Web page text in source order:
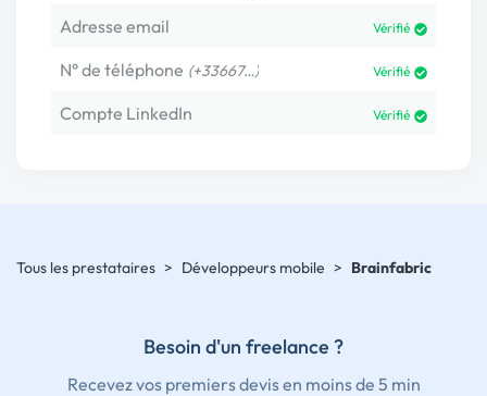
Adresse email Vérifié
N° de téléphone (+33667…) Vérifié
Compte LinkedIn Vérifié
Tous les prestataires > Développeurs mobile > Brainfabric
Besoin d'un freelance ?
Recevez vos premiers devis en moins de 5 min